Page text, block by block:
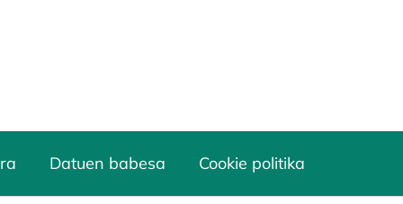
Datuen babesa Cookie politika